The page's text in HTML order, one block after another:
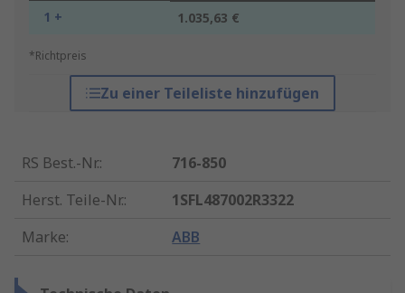
1 + 1.035,63 €
*Richtpreis
Zu einer Teileliste hinzufügen
RS Best.-Nr.:
716-850
Herst. Teile-Nr.:
1SFL487002R3322
Marke: ABB